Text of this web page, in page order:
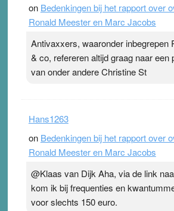
on Bedenkingen bij het rapport over
Ronald Meester en Marc Jacobs
Antivaxxers, waaronder inbegrepen
& co, refereren altijd graag naar een
van onder andere Christine St
Hans1263
on Bedenkingen bij het rapport over
Ronald Meester en Marc Jacobs
@Klaas van Dijk Aha, via de link
kom ik bij frequenties en
voor slechts 150 euro.